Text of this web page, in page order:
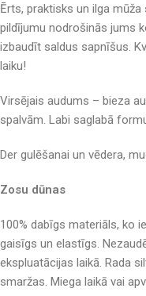
Ērts, praktisks un ilga
pildījumu nodrošinās jums
izbaudīt saldus sapnīšus.
laiku!
Virsējais audums – bieza
spalvām. Labi saglabā
Der gulēšanai un vēdera,
Zosu dūnas
100% dabīgs materiāls, ko
gaisīgs un elastīgs.
ekspluatācijas laikā. Rada
smaržas. Miega laikā vai